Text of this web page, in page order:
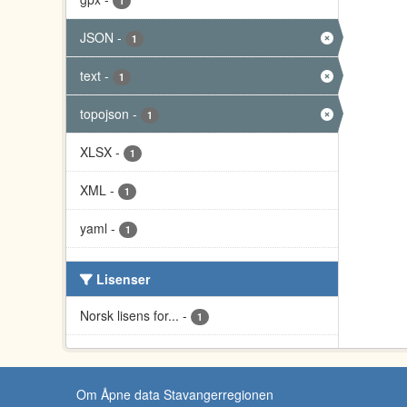
JSON - 1
text - 1
topojson - 1
XLSX - 1
XML - 1
yaml - 1
Lisenser
Norsk lisens for... - 1
Om Åpne data Stavangerregionen